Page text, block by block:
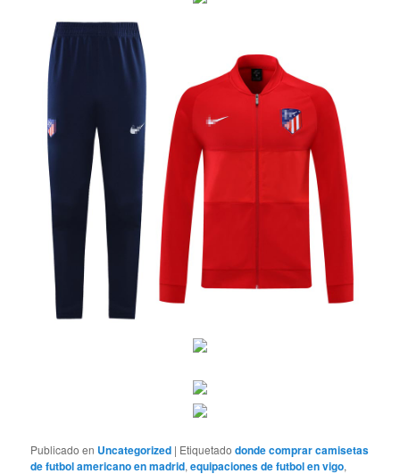
Publicado en Uncategorized | Etiquetado donde comprar camisetas
de futbol americano en madrid,equipaciones de futbol en vigo,